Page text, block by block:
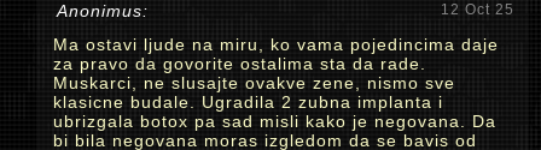
Anonimus: 12 Oct 25
Ma ostavi ljude na miru, ko vama pojedincima daje
za pravo da govorite ostalima sta da rade.
Muskarci, ne slusajte ovakve zene, nismo sve
klasicne budale. Ugradila 2 zubna implanta i
ubrizgala botox pa sad misli kako je negovana. Da
bi bila negovana moras izgledom da se bavis od